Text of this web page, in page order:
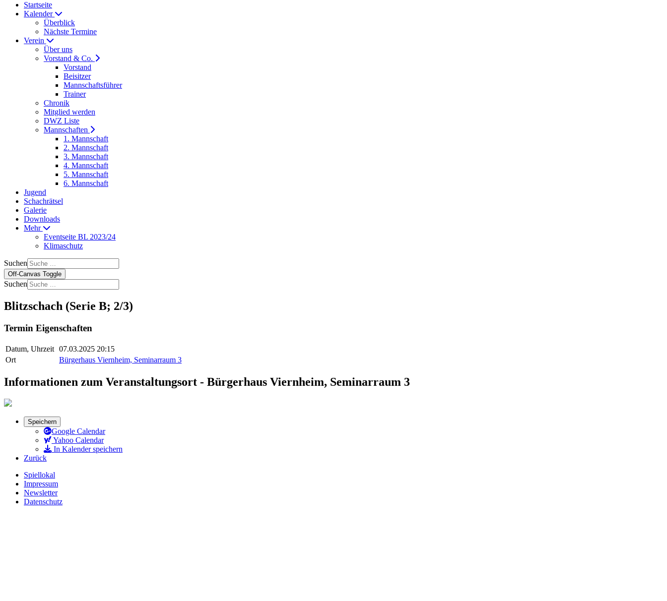
Startseite
Kalender
Überblick
Nächste Termine
Verein
Über uns
Vorstand & Co.
Vorstand
Beisitzer
Mannschaftsführer
Trainer
Chronik
Mitglied werden
DWZ Liste
Mannschaften
1. Mannschaft
2. Mannschaft
3. Mannschaft
4. Mannschaft
5. Mannschaft
6. Mannschaft
Jugend
Schachrätsel
Galerie
Downloads
Mehr
Eventseite BL 2023/24
Klimaschutz
Suchen
Off-Canvas Toggle
Suchen
Blitzschach (Serie B; 2/3)
Termin Eigenschaften
Datum, Uhrzeit 07.03.2025 20:15
Ort
Bürgerhaus Viernheim, Seminarraum 3
Informationen zum Veranstaltungsort - Bürgerhaus Viernheim, Seminarraum 3
Speichern
Google Calendar
Yahoo Calendar
In Kalender speichern
Zurück
Spiellokal
Impressum
Newsletter
Datenschutz